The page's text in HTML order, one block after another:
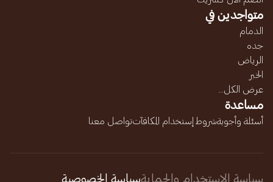
متواجدين في
الدمام
جده
الرياض
الخبر
عرض الكل...
مساعدة
أسئلة وأجوبةشروط إستخدام المكافآتتواصل معنا
سياسة الاستخدام والحمايةسياسة الخصوصية